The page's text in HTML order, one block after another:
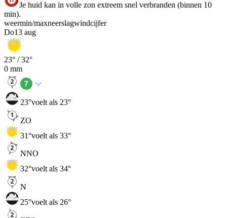
Je huid kan in volle zon extreem snel verbranden (binnen 10
min).
weermin/maxneerslagwindcijfer
Do13 aug
23° /32°
0 mm
23°voelt als 23°
ZO
31°voelt als 33°
NNO
32°voelt als 34°
N
25°voelt als 26°